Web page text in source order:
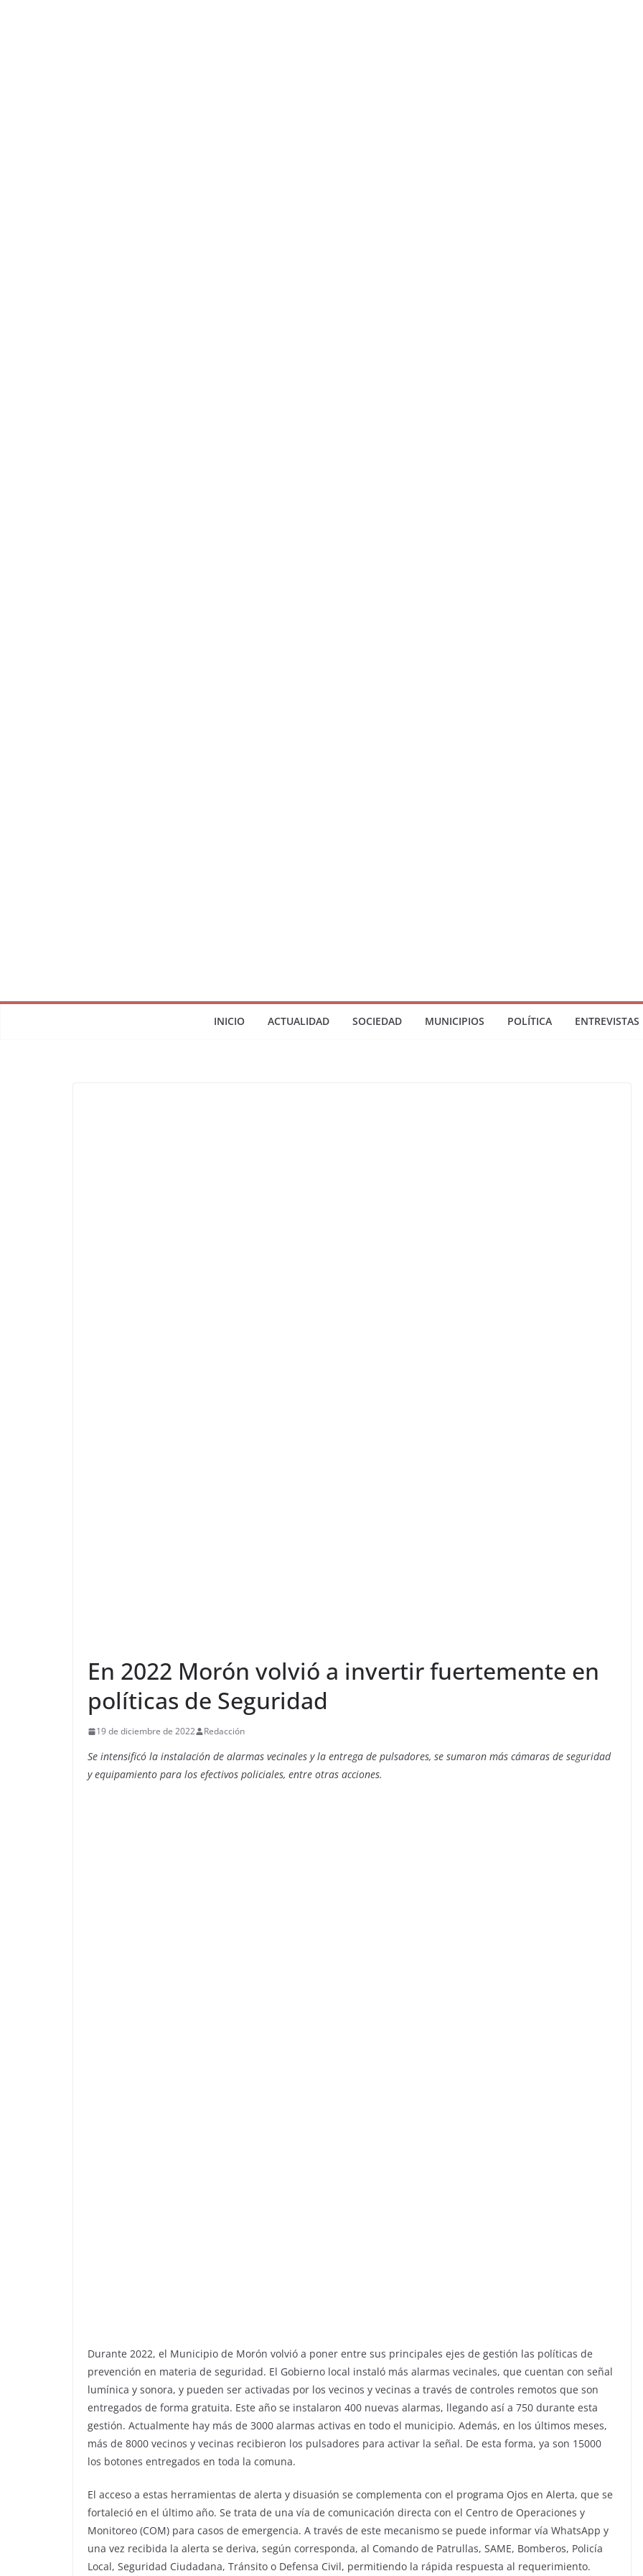
INICIO ACTUALIDAD SOCIEDAD MUNICIPIOS POLÍTICA ENTREVISTAS
En 2022 Morón volvió a invertir fuertemente en
políticas de Seguridad
19 de diciembre de 2022 Redacción
Se intensificó la instalación de alarmas vecinales y la entrega de pulsadores, se sumaron más cámaras de seguridad
y equipamiento para los efectivos policiales, entre otras acciones.
Durante 2022, el Municipio de Morón volvió a poner entre sus principales ejes de gestión las políticas de
prevención en materia de seguridad. El Gobierno local instaló más alarmas vecinales, que cuentan con señal
lumínica y sonora, y pueden ser activadas por los vecinos y vecinas a través de controles remotos que son
entregados de forma gratuita. Este año se instalaron 400 nuevas alarmas, llegando así a 750 durante esta
gestión. Actualmente hay más de 3000 alarmas activas en todo el municipio. Además, en los últimos meses,
más de 8000 vecinos y vecinas recibieron los pulsadores para activar la señal. De esta forma, ya son 15000
los botones entregados en toda la comuna.
El acceso a estas herramientas de alerta y disuasión se complementa con el programa Ojos en Alerta, que se
fortaleció en el último año. Se trata de una vía de comunicación directa con el Centro de Operaciones y
Monitoreo (COM) para casos de emergencia. A través de este mecanismo se puede informar vía WhatsApp y
una vez recibida la alerta se deriva, según corresponda, al Comando de Patrullas, SAME, Bomberos, Policía
Local, Seguridad Ciudadana, Tránsito o Defensa Civil, permitiendo la rápida respuesta al requerimiento.